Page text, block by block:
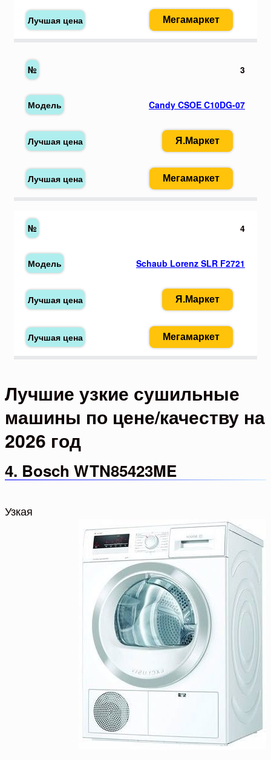
Мегамаркет
3
Candy CSOE C10DG-07
Я.Маркет
Мегамаркет
4
Schaub Lorenz SLR F2721
Я.Маркет
Мегамаркет
Лучшие узкие сушильные
машины по цене/качеству на
2026 год
4. Bosch WTN85423ME
Узкая